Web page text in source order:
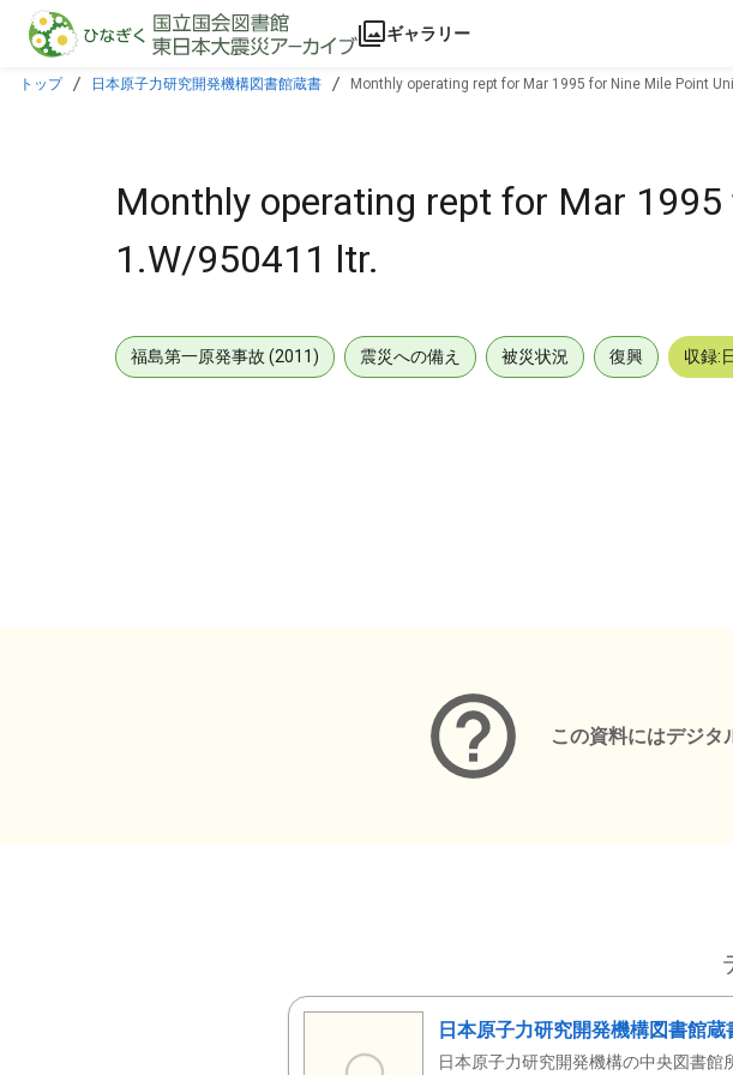
本文に飛ぶ
ギャラリー
トップ 日本原子力研究開発機構図書館蔵書 Monthly operating rept for Mar 1995 for Nine Mile Point
Monthly operating rept for Mar
1.W/950411 ltr.
福島第一原発事故 (2011) 震災への備え 被災状況 復興 収録:
この資料にはデジタ
日本原子力研究開発機構図書館蔵
日本原子力研究開発機構の中央図書館